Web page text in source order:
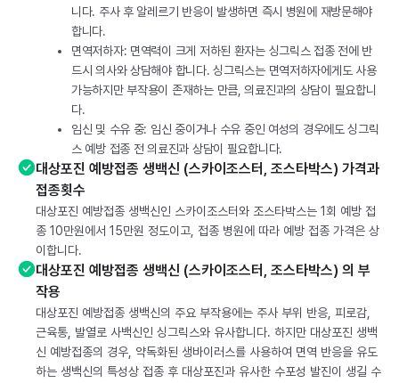
니다. 주사 후 알레르기 반응이 발생하면 즉시 병원에 재방문해야
합니다.
면역저하자: 면역력이 크게 저하된 환자는 싱그릭스 접종 전에 반
드시 의사와 상담해야 합니다. 싱그릭스는 면역저하자에게도 사용
가능하지만 부작용이 존재하는 만큼, 의료진과의 상담이 필요합니
다.
임신 및 수유 중: 임신 중이거나 수유 중인 여성의 경우에도 싱그릭
스 예방 접종 전 의료진과 상담이 필요합니다.
대상포진 예방접종 생백신 (스카이조스터, 조스타박스) 가격과
접종횟수
대상포진 예방접종 생백신인 스카이조스터와 조스타박스는 1회 예방 접
종 10만원에서 15만원 정도이고, 접종 병원에 따라 예방 접종 가격은 상
이합니다.
대상포진 예방접종 생백신 (스카이조스터, 조스타박스) 의 부
작용
대상포진 예방접종 생백신의 주요 부작용에는 주사 부위 반응, 피로감,
근육통, 발열로 사백신인 싱그릭스와 유사합니다. 하지만 대상포진 생백
신 예방접종의 경우, 약독화된 생바이러스를 사용하여 면역 반응을 유도
하는 생백신의 특성상 접종 후 대상포진과 유사한 수포성 발진이 생길 수